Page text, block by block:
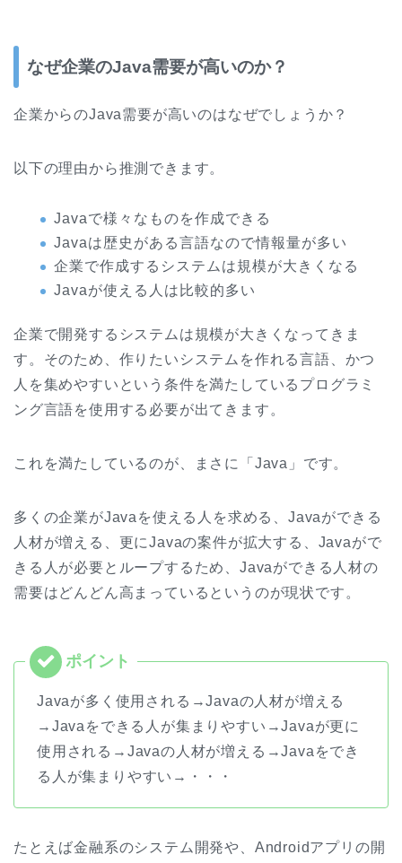
なぜ企業のJava需要が高いのか？
企業からのJava需要が高いのはなぜでしょうか？
以下の理由から推測できます。
Javaで様々なものを作成できる
Javaは歴史がある言語なので情報量が多い
企業で作成するシステムは規模が大きくなる
Javaが使える人は比較的多い
企業で開発するシステムは規模が大きくなってきま
す。そのため、作りたいシステムを作れる言語、かつ
人を集めやすいという条件を満たしているプログラミ
ング言語を使用する必要が出てきます。
これを満たしているのが、まさに「Java」です。
多くの企業がJavaを使える人を求める、Javaができる
人材が増える、更にJavaの案件が拡大する、Javaがで
きる人が必要とループするため、Javaができる人材の
需要はどんどん高まっているというのが現状です。
Javaが多く使用される→Javaの人材が増える
→Javaをできる人が集まりやすい→Javaが更に
使用される→Javaの人材が増える→Javaをでき
る人が集まりやすい→・・・
たとえば金融系のシステム開発や、Androidアプリの開